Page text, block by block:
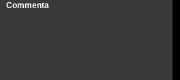
Commenta